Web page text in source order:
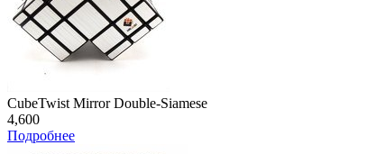
CubeTwist Mirror Double-Siamese
4,600
Подробнее